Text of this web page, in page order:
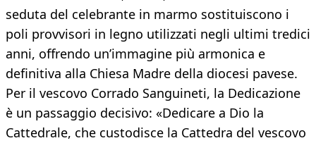
seduta del celebrante in marmo sostituiscono i
poli provvisori in legno utilizzati negli ultimi tredici
anni, offrendo un’immagine più armonica e
definitiva alla Chiesa Madre della diocesi pavese.
Per il vescovo Corrado Sanguineti, la Dedicazione
è un passaggio decisivo: «Dedicare a Dio la
Cattedrale, che custodisce la Cattedra del vescovo